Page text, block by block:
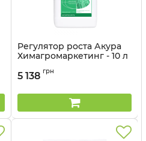
Регулятор роста Акура
Химагромаркетинг - 10 л
5 138 грн